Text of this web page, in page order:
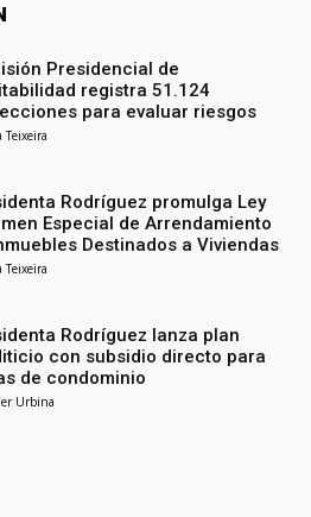
Presidencial de
registra 51.124
para evaluar riesgos
Teixeira
Rodríguez promulga Ley
Especial de Arrendamiento
Destinados a Viviendas
Teixeira
Rodríguez lanza plan
con subsidio directo para
de condominio
Urbina